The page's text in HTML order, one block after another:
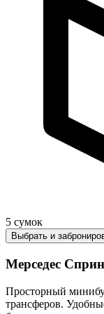
5 сумок
Выбрать и
Мерседес
Просторный
трансферов.